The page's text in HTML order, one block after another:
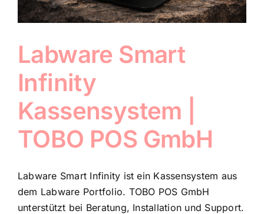
Labware Smart
Infinity
Kassensystem |
TOBO POS GmbH
Labware Smart Infinity ist ein Kassensystem aus
dem Labware Portfolio. TOBO POS GmbH
unterstützt bei Beratung, Installation und Support.